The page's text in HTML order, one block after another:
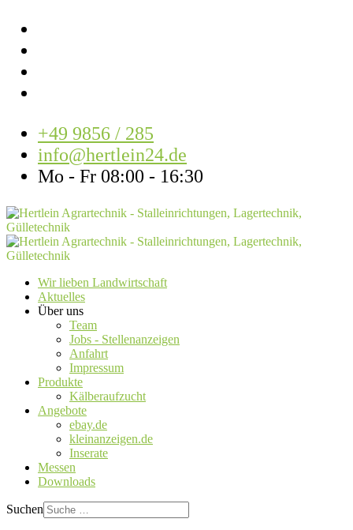
+49 9856 / 285
info@hertlein24.de
Mo - Fr 08:00 - 16:30
Wir lieben Landwirtschaft
Aktuelles
Über uns
Team
Jobs - Stellenanzeigen
Anfahrt
Impressum
Produkte
Kälberaufzucht
Angebote
ebay.de
kleinanzeigen.de
Inserate
Messen
Downloads
Suchen